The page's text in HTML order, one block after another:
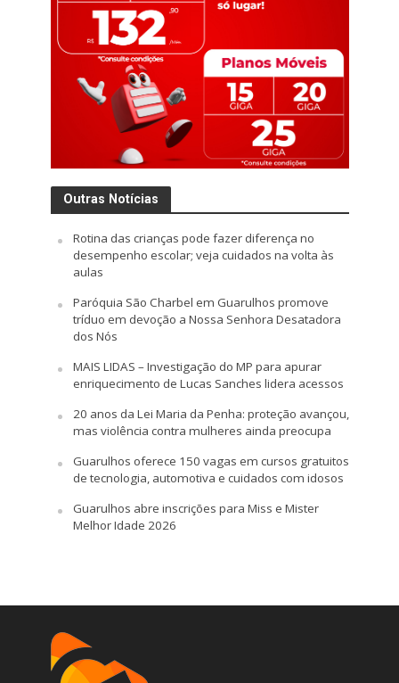
Outras Notícias
Rotina das crianças pode fazer diferença no
desempenho escolar; veja cuidados na volta às
aulas
Paróquia São Charbel em Guarulhos promove
tríduo em devoção a Nossa Senhora Desatadora
dos Nós
MAIS LIDAS – Investigação do MP para apurar
enriquecimento de Lucas Sanches lidera acessos
20 anos da Lei Maria da Penha: proteção avançou,
mas violência contra mulheres ainda preocupa
Guarulhos oferece 150 vagas em cursos gratuitos
de tecnologia, automotiva e cuidados com idosos
Guarulhos abre inscrições para Miss e Mister
Melhor Idade 2026